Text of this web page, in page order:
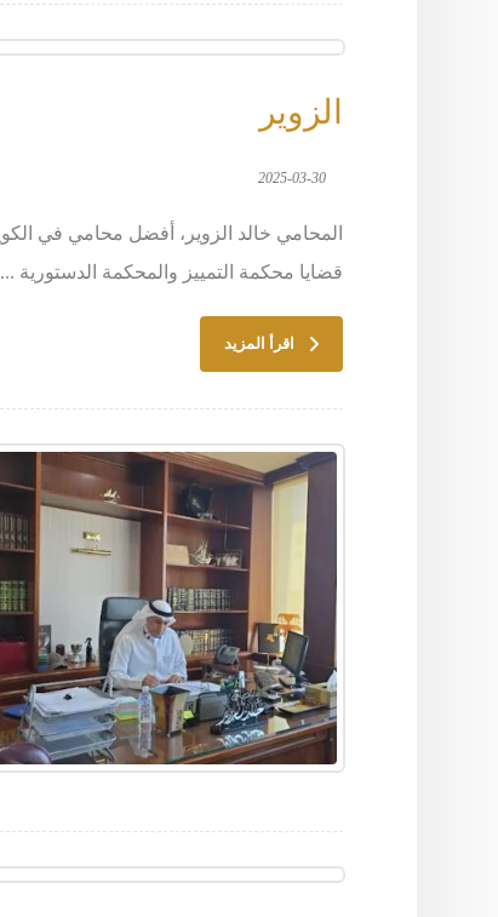
الزوير
2025-03-30
قضايا محكمة التمييز والمحكمة الدستورية ...
اقرأ المزيد